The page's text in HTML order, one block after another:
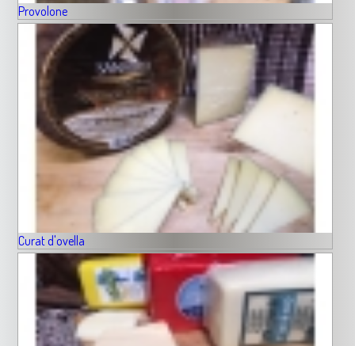
Provolone
Curat d'ovella